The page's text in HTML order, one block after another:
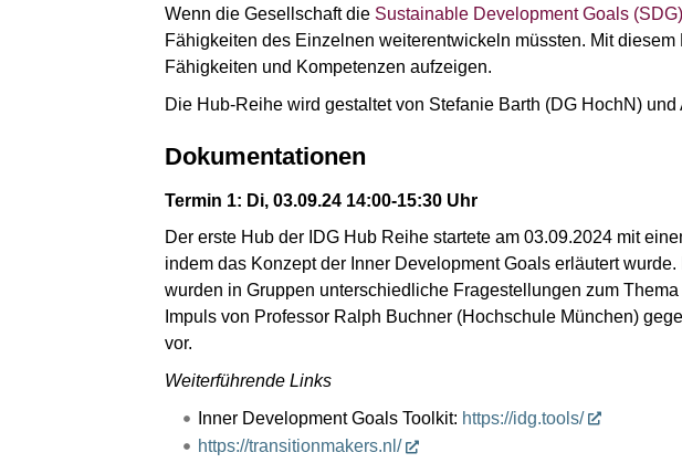
Wenn die Gesellschaft die Sustainable Development Goals
Fähigkeiten des Einzelnen weiterentwickeln müssten. Mit
Fähigkeiten und Kompetenzen aufzeigen.
Die Hub-Reihe wird gestaltet von Stefanie Barth (DG HochN)
Dokumentationen
Termin 1: Di, 03.09.24 14:00-15:30 Uhr
Der erste Hub der IDG Hub Reihe startete am 03.09.2024 mit
indem das Konzept der Inner Development Goals erläutert
wurden in Gruppen unterschiedliche Fragestellungen zum
Impuls von Professor Ralph Buchner (Hochschule München)
vor.
Weiterführende Links
Inner Development Goals Toolkit: https://idg.tools/
https://transitionmakers.nl/